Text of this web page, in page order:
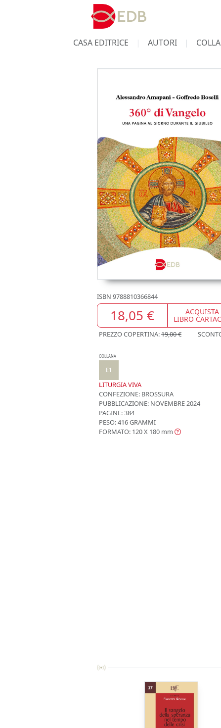
CASA EDITRICE AUTORI
ISBN 9788810366844
18,05 € ACQUISTA
LIBRO
PREZZO COPERTINA:19,00 €
COLLANA
E1
LITURGIA VIVA
CONFEZIONE: BROSSURA
PUBBLICAZIONE: NOVEMBRE 2024
PAGINE: 384
PESO: 416 GRAMMI
FORMATO: 120 X 180 mm